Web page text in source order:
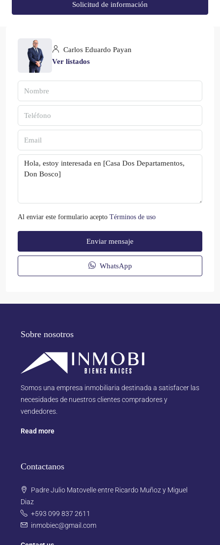
Solicitud de información
Carlos Eduardo Payan
Ver listados
Al enviar este formulario acepto Términos de uso
Enviar mensaje
WhatsApp
Sobre nosotros
Somos una empresa inmobiliaria destinada a satisfacer las
necesidades de nuestros clientes compradores y
vendedores.
Read more
Contactanos
Padre Julio Matovelle entre Ricardo Muñoz y Miguel
Diaz
+593 099 837 2611
inmobiec@gmail.com